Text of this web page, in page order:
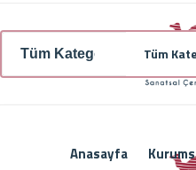
Tüm
Anasayfa